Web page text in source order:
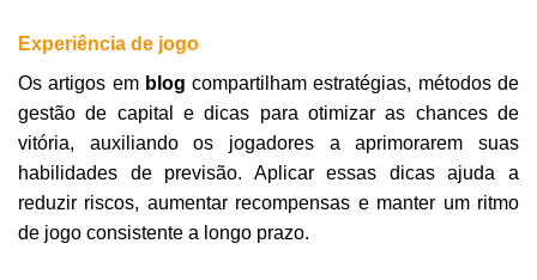
Experiência de jogo
Os artigos em blogcompartilham estratégias, métodos de
gestão de capital e dicas para otimizar as chances de
vitória, auxiliando os jogadores a aprimorarem suas
habilidades de previsão. Aplicar essas dicas ajuda a
reduzir riscos, aumentar recompensas e manter um ritmo
de jogo consistente a longo prazo.